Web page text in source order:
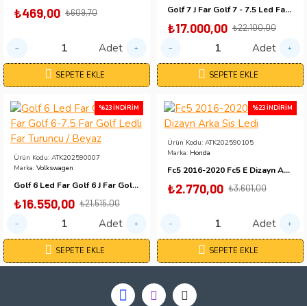
₺469,00 ₺609,70
Adet
SEPETE EKLE
Golf 7 J Far Golf 7 - 7.5 Led Far Golf 2012-2017 Led Far Animasyonlu Kayan Sinyalli
₺17.000,00 ₺22.100,00
Adet
SEPETE EKLE
%23 İNDIRIM
Ürün Kodu: ATK202590007
Marka: Volkswagen
Golf 6 Led Far Golf 6 J Far Golf 6-7.5 Far Golf Ledli Far Turuncu / Beyaz
₺16.550,00 ₺21.515,00
Adet
SEPETE EKLE
%23 İNDIRIM
Ürün Kodu: ATK202590105
Marka: Honda
Fc5 2016-2020 Fc5 E Dizayn Arka Sis Ledi
₺2.770,00 ₺3.601,00
Adet
SEPETE EKLE